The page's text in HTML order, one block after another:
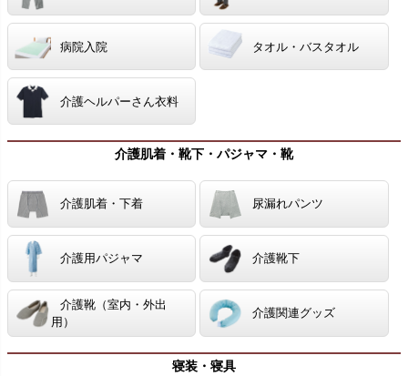
病院入院 タオル・バスタオル
介護ヘルパーさん衣料
介護肌着・靴下・パジャマ・靴
介護肌着・下着 尿漏れパンツ
介護用パジャマ 介護靴下
介護靴（室内・外出
用）
介護関連グッズ
寝装・寝具